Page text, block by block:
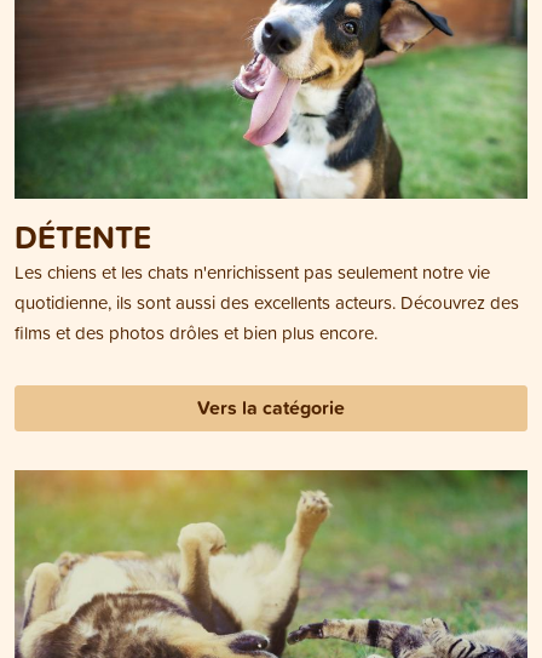
DÉTENTE
Les chiens et les chats n'enrichissent pas seulement notre vie
quotidienne, ils sont aussi des excellents acteurs. Découvrez des
films et des photos drôles et bien plus encore.
Vers la catégorie